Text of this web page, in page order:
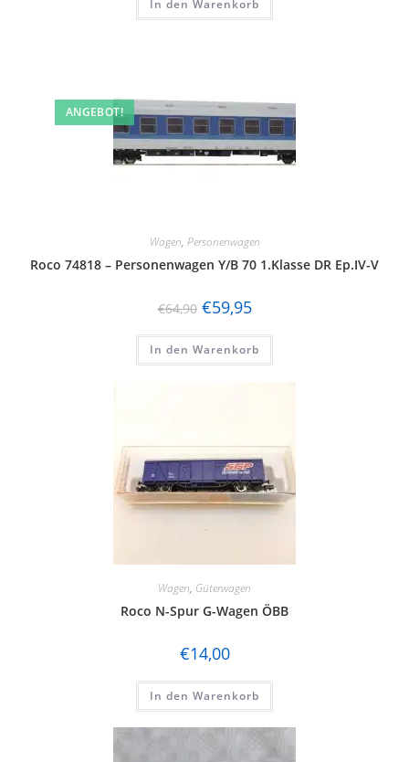
In den Warenkorb
ANGEBOT!
Wagen, Personenwagen
Roco 74818 – Personenwagen Y/B 70 1.Klasse DR Ep.IV-V
€64,90 €59,95
In den Warenkorb
Wagen, Güterwagen
Roco N-Spur G-Wagen ÖBB
€14,00
In den Warenkorb